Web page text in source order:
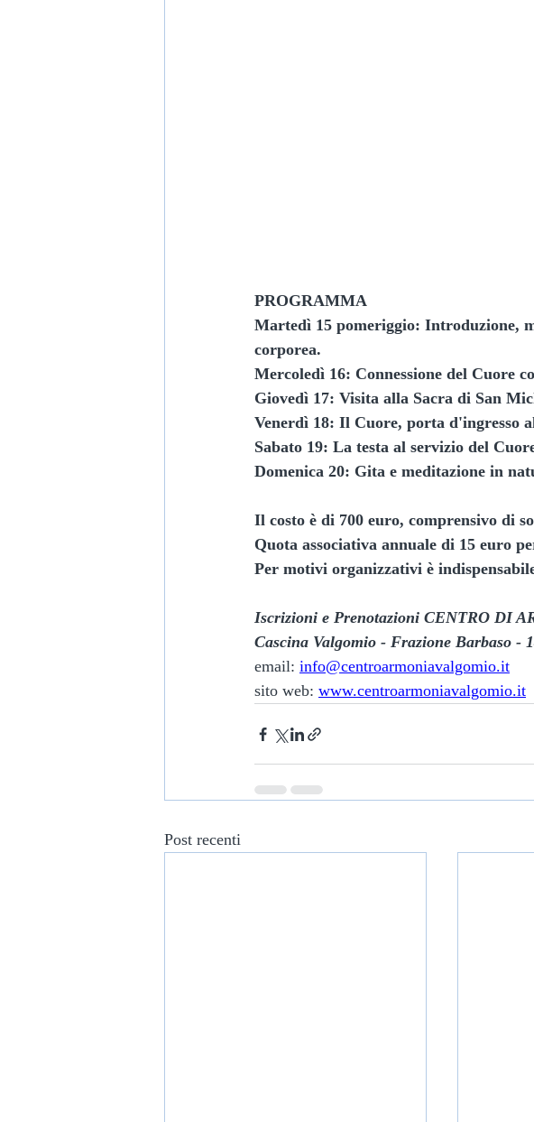
PROGRAMMA
Martedì 15 pomeriggio: Introduzione,
corporea.
Mercoledì 16: Connessione del Cuore
Giovedì 17: Visita alla Sacra di San
Venerdì 18: Il Cuore, porta d'ingresso
Sabato 19: La testa al servizio del
Domenica 20: Gita e meditazione in
Il costo è di 700 euro, comprensivo di
Quota associativa annuale di 15 euro
Per motivi organizzativi è
Iscrizioni e Prenotazioni CENTRO DI
Cascina Valgomio - Frazione Barbaso -
email: info@centroarmoniavalgomio.it
sito web: www.centroarmoniavalgomio.it
Post recenti